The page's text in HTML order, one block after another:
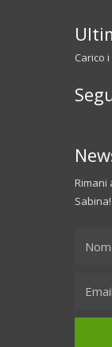
Carico
Rimani
Sabina!